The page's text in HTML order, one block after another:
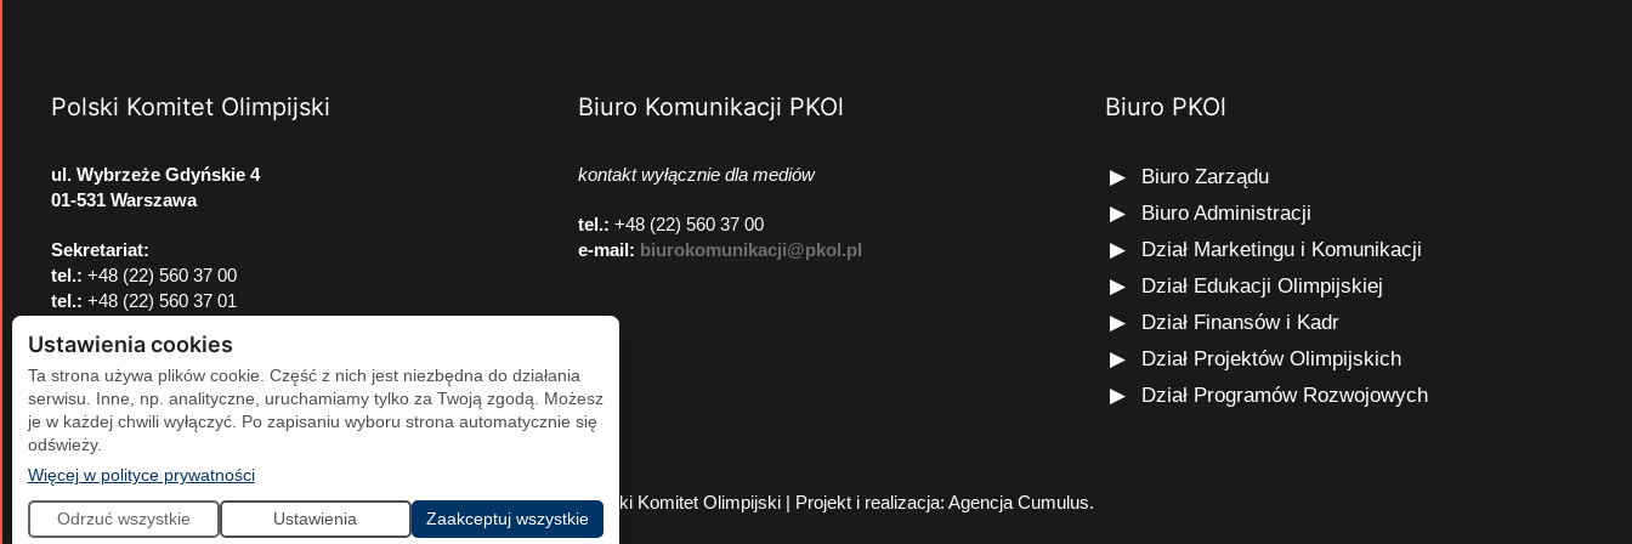
Polski Komitet Olimpijski
ul. Wybrzeże Gdyńskie 4
01-531 Warszawa
Sekretariat:
tel.: +48 (22) 560 37 00
tel.: +48 (22) 560 37 01
Biuro Komunikacji PKOl
kontakt wyłącznie dla mediów
tel.: +48 (22) 560 37 00
e-mail: biurokomunikacji@pkol.pl
Biuro PKOl
Biuro Zarządu
Biuro Administracji
Dział Marketingu i Komunikacji
Dział Edukacji Olimpijskiej
Dział Finansów i Kadr
Dział Projektów Olimpijskich
Dział Programów Rozwojowych
2026 Polski Komitet Olimpijski | Projekt i realizacja: Agencja Cumulus.
Ustawienia cookies
Ta strona używa plików cookie. Część z nich jest niezbędna do działania
serwisu. Inne, np. analityczne, uruchamiamy tylko za Twoją zgodą. Możesz
je w każdej chwili wyłączyć. Po zapisaniu wyboru strona automatycznie się
odświeży.
Więcej w polityce prywatności(otwiera się w nowej karcie)
Odrzuć wszystkie Ustawienia Zaakceptuj wszystkie